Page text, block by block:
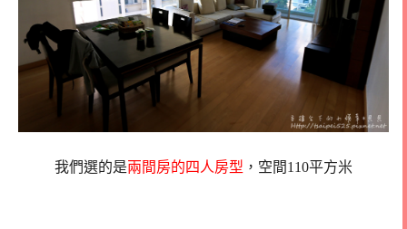
我們選的是兩間房的四人房型 ，空間110平方米